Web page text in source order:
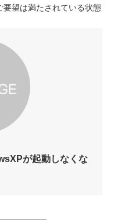
望は満たされている状態
が起動しなくな